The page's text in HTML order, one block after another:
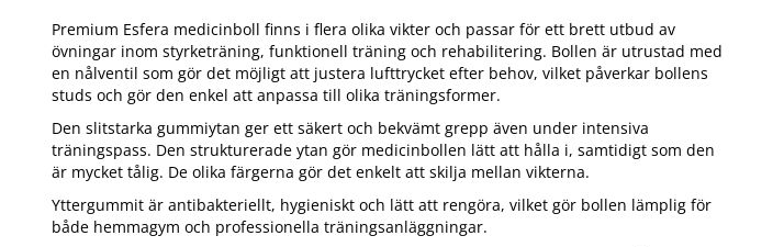
Premium Esfera medicinboll finns i flera olika vikter och passar för ett brett utbud av
övningar inom styrketräning, funktionell träning och rehabilitering. Bollen är utrustad med
en nålventil som gör det möjligt att justera lufttrycket efter behov, vilket påverkar bollens
studs och gör den enkel att anpassa till olika träningsformer.
Den slitstarka gummiytan ger ett säkert och bekvämt grepp även under intensiva
träningspass. Den strukturerade ytan gör medicinbollen lätt att hålla i, samtidigt som den
är mycket tålig. De olika färgerna gör det enkelt att skilja mellan vikterna.
Yttergummit är antibakteriellt, hygieniskt och lätt att rengöra, vilket gör bollen lämplig för
både hemmagym och professionella träningsanläggningar.